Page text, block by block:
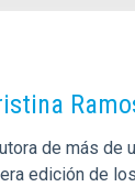
de más de
edición de